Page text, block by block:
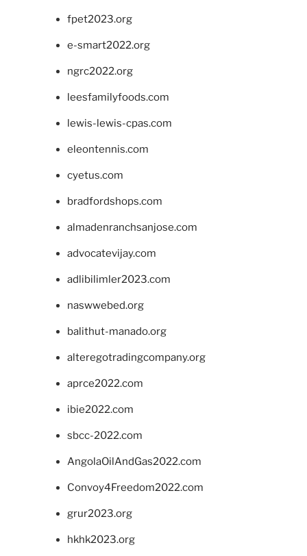
fpet2023.org
e-smart2022.org
ngrc2022.org
leesfamilyfoods.com
lewis-lewis-cpas.com
eleontennis.com
cyetus.com
bradfordshops.com
almadenranchsanjose.com
advocatevijay.com
adlibilimler2023.com
naswwebed.org
balithut-manado.org
alteregotradingcompany.org
aprce2022.com
ibie2022.com
sbcc-2022.com
AngolaOilAndGas2022.com
Convoy4Freedom2022.com
grur2023.org
hkhk2023.org